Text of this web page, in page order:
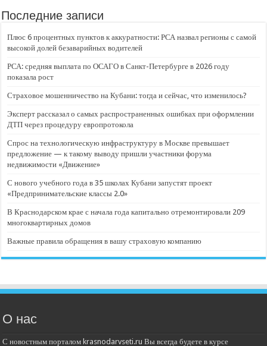
Последние записи
Плюс 6 процентных пунктов к аккуратности: РСА назвал регионы с самой
высокой долей безаварийных водителей
РСА: средняя выплата по ОСАГО в Санкт-Петербурге в 2026 году
показала рост
Страховое мошенничество на Кубани: тогда и сейчас, что изменилось?
Эксперт рассказал о самых распространенных ошибках при оформлении
ДТП через процедуру европротокола
Спрос на технологическую инфраструктуру в Москве превышает
предложение — к такому выводу пришли участники форума
недвижимости «Движение»
С нового учебного года в 35 школах Кубани запустят проект
«Предпринимательские классы 2.0»
В Краснодарском крае с начала года капитально отремонтировали 209
многоквартирных домов
Важные правила обращения в вашу страховую компанию
О нас
С новостным порталом krasnodarvseti.ru Вы всегда будете в курсе